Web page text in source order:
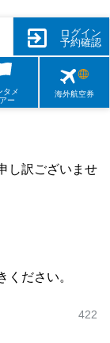
ログイン
予約確認
タメ
ー
海外航空券
し訳ございませ
ください。
422